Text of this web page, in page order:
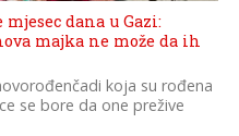
dana u Gazi:
majka ne može da ih
koja su rođena
se bore da one prežive